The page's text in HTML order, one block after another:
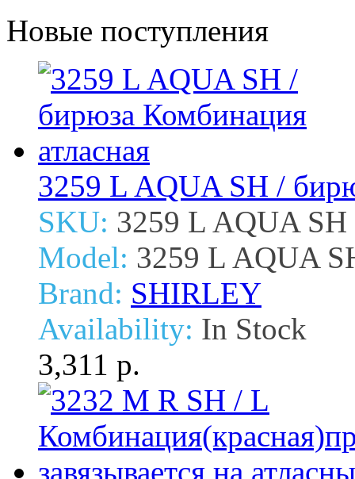
Новые поступления
3259 L AQUA SH /
SKU: 3259 L AQUA SH
Model: 3259 L AQUA
Brand: SHIRLEY
Availability: In Stock
3,311 р.